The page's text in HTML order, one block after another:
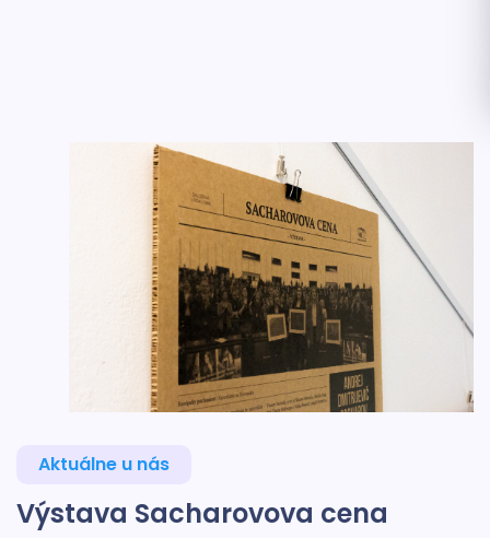
Aktuálne u nás
Výstava Sacharovova cena